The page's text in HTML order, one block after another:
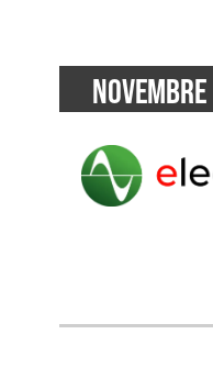
NOVEMBRE